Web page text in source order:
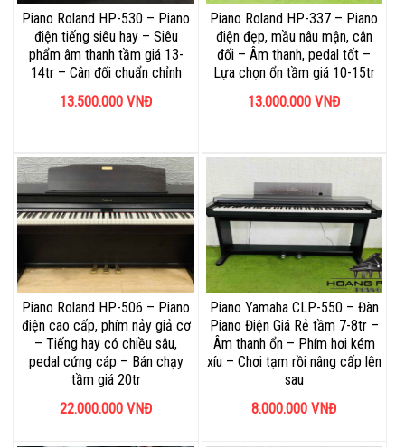
Piano Roland HP-530 – Piano
điện tiếng siêu hay – Siêu
phẩm âm thanh tầm giá 13-
14tr – Cân đối chuẩn chỉnh
13.500.000 VNĐ
Piano Roland HP-337 – Piano
điện đẹp, mầu nâu mận, cân
đối – Âm thanh, pedal tốt –
Lựa chọn ổn tầm giá 10-15tr
13.000.000 VNĐ
Piano Roland HP-506 – Piano
điện cao cấp, phím nảy giả cơ
– Tiếng hay có chiều sâu,
pedal cứng cáp – Bán chạy
tầm giá 20tr
22.000.000 VNĐ
Piano Yamaha CLP-550 – Đàn
Piano Điện Giá Rẻ tầm 7-8tr –
Âm thanh ổn – Phím hơi kém
xíu – Chơi tạm rồi nâng cấp lên
sau
8.000.000 VNĐ